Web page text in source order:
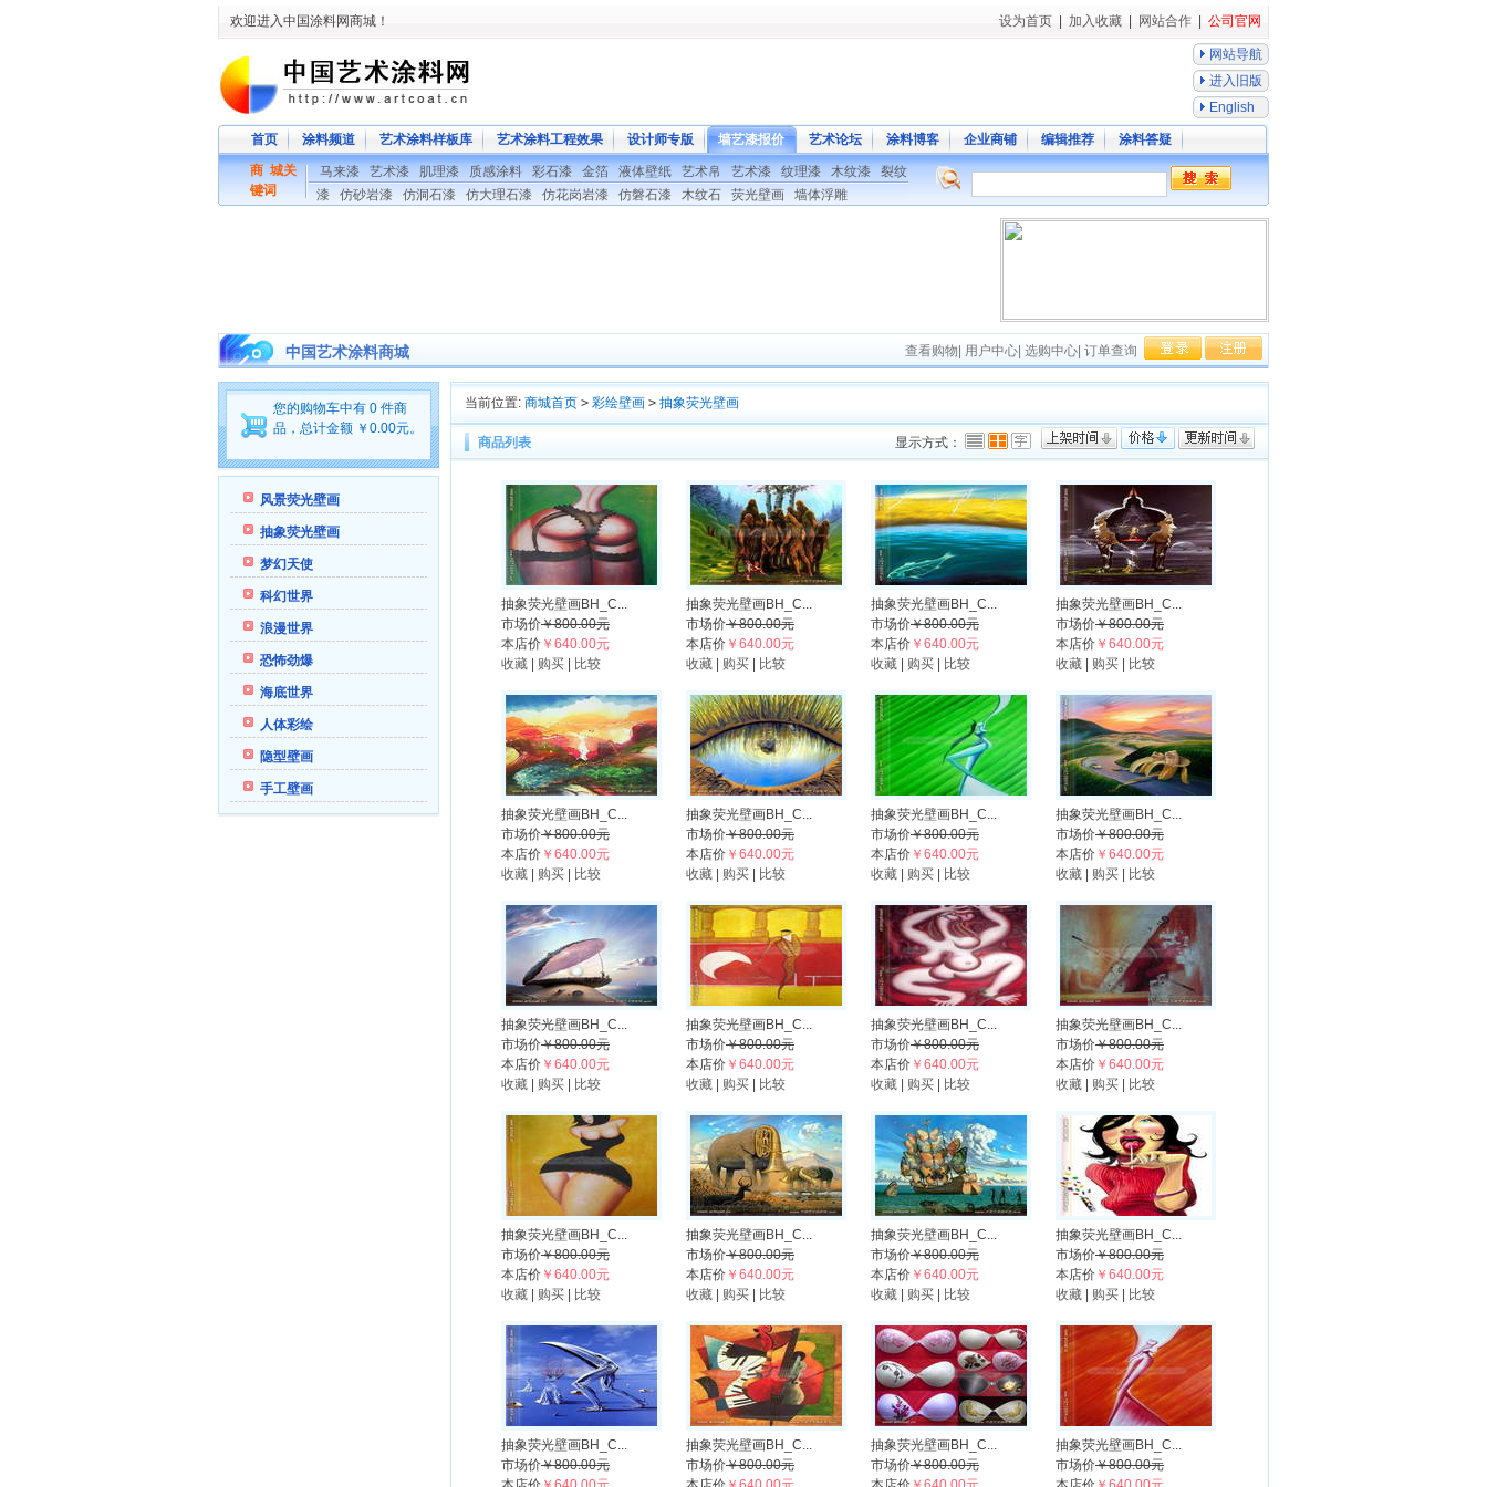
欢迎进入中国涂料网商城！ 设为首页 加入收藏 网站合作 公司官网
网站导航
进入旧版
English
首页 涂料频道 艺术涂料样板库 艺术涂料工程效果 设计师专版 墙艺漆报价 艺术论坛 涂料博客 企业商铺 编辑推荐
涂料答疑
商 城关
键词
马来漆 艺术漆 肌理漆 质感涂料 彩石漆 金箔 液体壁纸 艺术帛 艺术漆 纹理漆 木纹漆
裂纹
漆
仿砂岩漆 仿洞石漆 仿大理石漆 仿花岗岩漆 仿磐石漆 木纹石 荧光壁画 墙体浮雕
中国艺术涂料商城 查看购物 用户中心 选购中心 订单查询
您的购物车中有 0 件商
品，总计金额 ￥0.00元。
风景荧光壁画
抽象荧光壁画
梦幻天使
科幻世界
浪漫世界
恐怖劲爆
海底世界
人体彩绘
隐型壁画
手工壁画
当前位置: 商城首页 > 彩绘壁画 > 抽象荧光壁画
商品列表 显示方式：
抽象荧光壁画BH_C...
市场价￥800.00元
本店价 ￥640.00元
收藏
购买 比较
抽象荧光壁画BH_C...
市场价￥800.00元
本店价 ￥640.00元
收藏
购买 比较
抽象荧光壁画BH_C...
市场价￥800.00元
本店价 ￥640.00元
收藏
购买 比较
抽象荧光壁画BH_C...
市场价￥800.00元
本店价 ￥640.00元
收藏
购买 比较
抽象荧光壁画BH_C...
市场价￥800.00元
本店价 ￥640.00元
收藏
购买 比较
抽象荧光壁画BH_C...
市场价￥800.00元
本店价 ￥640.00元
收藏
购买 比较
抽象荧光壁画BH_C...
市场价￥800.00元
本店价 ￥640.00元
收藏
购买 比较
抽象荧光壁画BH_C...
市场价￥800.00元
本店价 ￥640.00元
收藏
购买 比较
抽象荧光壁画BH_C...
市场价￥800.00元
本店价 ￥640.00元
收藏
购买 比较
抽象荧光壁画BH_C...
市场价￥800.00元
本店价 ￥640.00元
收藏
购买 比较
抽象荧光壁画BH_C...
市场价￥800.00元
本店价 ￥640.00元
收藏
购买 比较
抽象荧光壁画BH_C...
市场价￥800.00元
本店价 ￥640.00元
收藏
购买 比较
抽象荧光壁画BH_C...
市场价￥800.00元
本店价 ￥640.00元
收藏
购买 比较
抽象荧光壁画BH_C...
市场价￥800.00元
本店价 ￥640.00元
收藏
购买 比较
抽象荧光壁画BH_C...
市场价￥800.00元
本店价 ￥640.00元
收藏
购买 比较
抽象荧光壁画BH_C...
市场价￥800.00元
本店价 ￥640.00元
收藏
购买 比较
抽象荧光壁画BH_C...
市场价￥800.00元
抽象荧光壁画BH_C...
市场价￥800.00元
抽象荧光壁画BH_C...
市场价￥800.00元
抽象荧光壁画BH_C...
市场价￥800.00元